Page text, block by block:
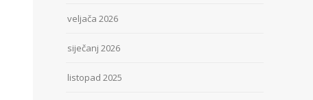
veljača 2026
siječanj 2026
listopad 2025